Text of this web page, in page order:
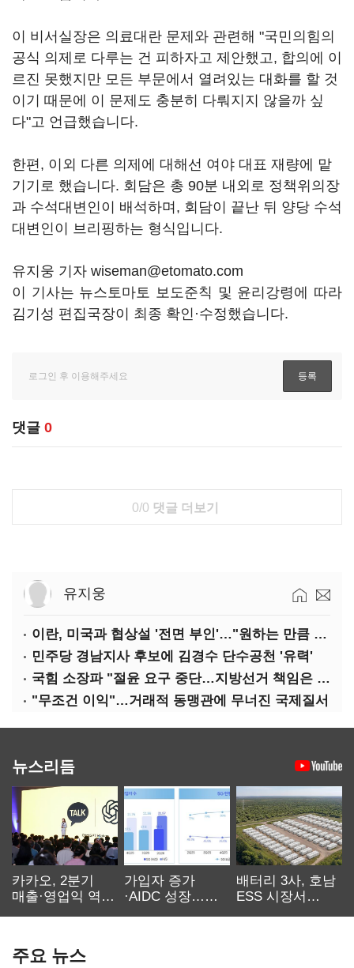
이 비서실장은 의료대란 문제와 관련해 "국민의힘의
공식 의제로 다루는 건 피하자고 제안했고, 합의에 이
르진 못했지만 모든 부문에서 열려있는 대화를 할 것
이기 때문에 이 문제도 충분히 다뤄지지 않을까 싶
다"고 언급했습니다.
한편, 이외 다른 의제에 대해선 여야 대표 재량에 맡
기기로 했습니다. 회담은 총 90분 내외로 정책위의장
과 수석대변인이 배석하며, 회담이 끝난 뒤 양당 수석
대변인이 브리핑하는 형식입니다.
유지웅 기자 wiseman@etomato.com
이 기사는 뉴스토마토 보도준칙 및 윤리강령에 따라
김기성 편집국장이 최종 확인·수정했습니다.
댓글 0
0/0 댓글 더보기
유지웅
이란, 미국과 협상설 '전면 부인'…"원하는 만큼 전쟁 가능"
민주당 경남지사 후보에 김경수 단수공천 '유력'
국힘 소장파 "절윤 요구 중단…지방선거 책임은 장동혁 몫"
"무조건 이익"…거래적 동맹관에 무너진 국제질서
뉴스리듬
카카오, 2분기
매출·영업익 역대
가입자 증가
·AIDC 성장…
배터리 3사, 호남
ESS 시장서
주요 뉴스